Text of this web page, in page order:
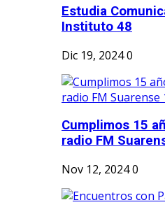
Estudia
Instituto 48
Dic 19, 20240
Cumplimos 15
radio FM
Nov 12, 20240